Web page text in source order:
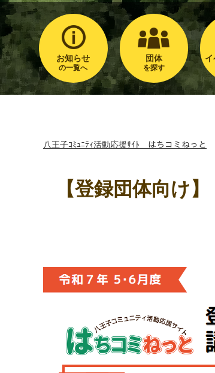
お知らせ
の一覧へ
団体
を探す
八王子ｺﾐｭﾆﾃｨ活動応援ｻｲﾄ はちコミねっと
【登録団体向け